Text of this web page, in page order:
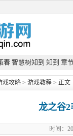
春 智慧树知到 知到 章
戏攻略 > 游戏教程 > 正文
龙之谷
时间：